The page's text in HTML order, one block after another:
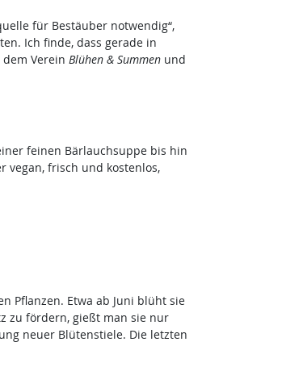
für Bestäuber notwendig“,
Ich finde, dass gerade in
Verein Blühen & Summenund
feinen Bärlauchsuppe bis hin
vegan, frisch und kostenlos,
Pflanzen. Etwa ab Juni blüht sie
zu fördern, gießt man sie nur
neuer Blütenstiele. Die letzten